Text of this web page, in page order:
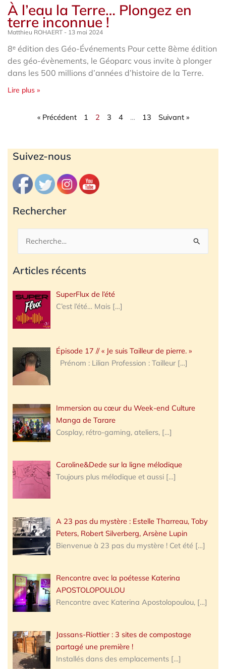
À l’eau la Terre… Plongez en
terre inconnue !
Matthieu ROHAERT 13 mai 2024
8ᵉ édition des Géo-Événements Pour cette 8ème édition
des géo-évènements, le Géoparc vous invite à plonger
dans les 500 millions d’années d’histoire de la Terre.
Lire plus »
« Précédent 1 2 3 4 … 13 Suivant »
Suivez-nous
Rechercher
Rechercher :
Articles récents
SuperFlux de l’été
C’est l’été… Mais […]
Épisode 17 // « Je suis Tailleur de pierre. »
Prénom : Lilian Profession : Tailleur […]
Immersion au cœur du Week-end Culture
Manga de Tarare
Cosplay, rétro-gaming, ateliers, […]
Caroline&Dede sur la ligne mélodique
Toujours plus mélodique et aussi […]
A 23 pas du mystère : Estelle Tharreau, Toby
Peters, Robert Silverberg, Arsène Lupin
Bienvenue à 23 pas du mystère ! Cet été […]
Rencontre avec la poétesse Katerina
APOSTOLOPOULOU
Rencontre avec Katerina Apostolopoulou, […]
Jassans-Riottier : 3 sites de compostage
partagé une première !
Installés dans des emplacements […]
Archives